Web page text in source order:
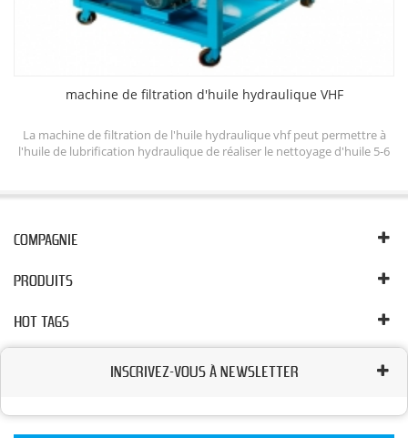
machine de filtration d'huile hydraulique VHF
La machine de filtration de l'huile hydraulique vhf peut permettre à
l'huile de lubrification hydraulique de réaliser le nettoyage d'huile 5-6
hydraulique en éliminant l'eau libre, émulsifiée et dissoute, les gaz
COMPAGNIE
PRODUITS
HOT TAGS
INSCRIVEZ-VOUS À NEWSLETTER